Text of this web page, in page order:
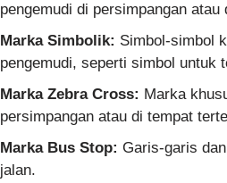
pengemudi di persimpangan
Marka Simbolik: Simbol-simbol
pengemudi, seperti simbol untuk
Marka Zebra Cross: Marka
persimpangan atau di tempat
Marka Bus Stop: Garis-garis
jalan.